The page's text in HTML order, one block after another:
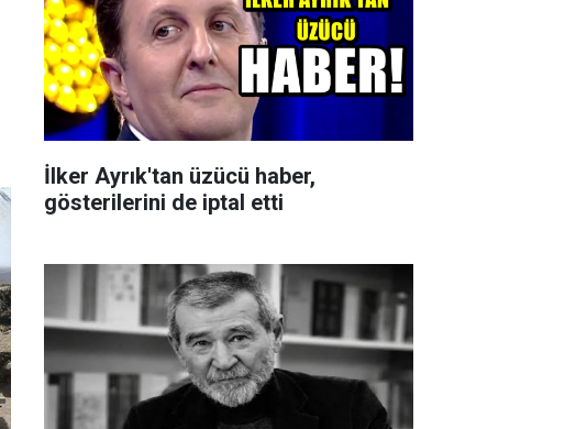
İlker Ayrık'tan üzücü haber,
gösterilerini de iptal etti